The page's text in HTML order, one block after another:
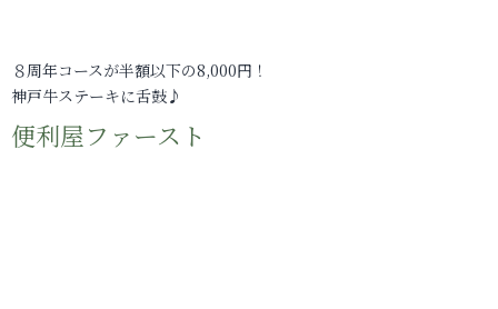
８周年コースが半額以下の8,000円！
神戸牛ステーキに舌鼓♪
便利屋ファースト